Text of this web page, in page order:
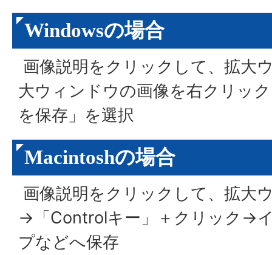
Windowsの場合
画像説明をクリックして、拡大
大ウィンドウの画像を右クリッ
を保存」を選択
Macintoshの場合
画像説明をクリックして、拡大
→「Controlキー」＋クリック→
プなどへ保存